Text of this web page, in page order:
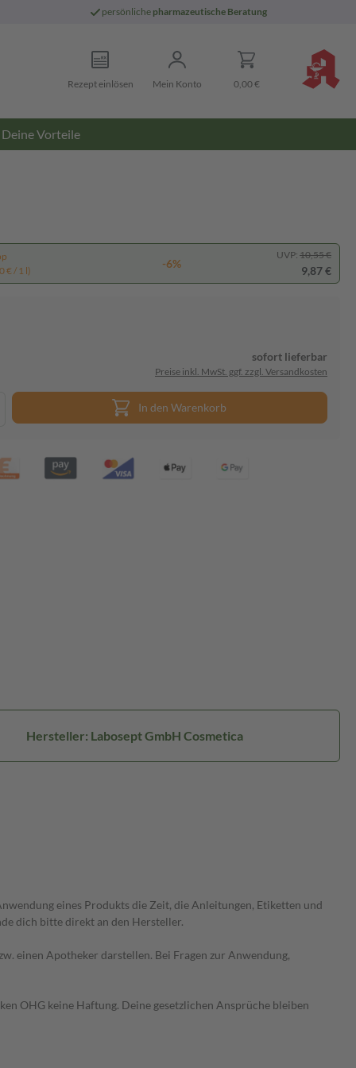
persönliche pharmazeutische Beratung
Rezept einlösen Mein Konto 0,00 €
Deine Vorteile
€ / 1 l)
-6%
UVP: 10,55 €
9,87 €
sofort lieferbar
Preise inkl. MwSt. ggf. zzgl. Versandkosten
In den Warenkorb
Hersteller: Labosept GmbH Cosmetica
eines Produkts die Zeit, die Anleitungen, Etiketten und
dich bitte direkt an den Hersteller.
einen Apotheker darstellen. Bei Fragen zur Anwendung,
OHG keine Haftung. Deine gesetzlichen Ansprüche bleiben